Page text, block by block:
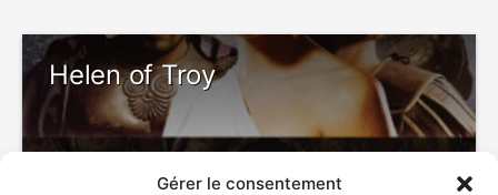
Gérer le consentement
Helen of Troy